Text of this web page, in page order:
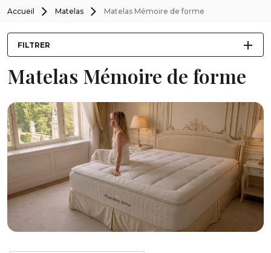
Accueil Matelas Matelas Mémoire de forme
FILTRER
Matelas Mémoire de forme